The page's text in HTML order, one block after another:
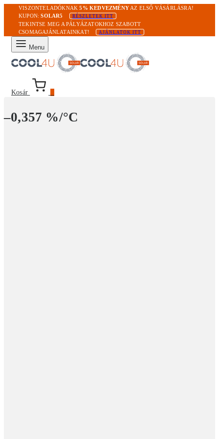
VISZONTELADÓKNAK5% KEDVEZMÉNY AZ ELSŐ VÁSÁRLÁSRA!
KUPON:SOLAR5 RÉSZLETEK ITT
TEKINTSE MEG A PÁLYÁZATOKHOZ SZABOTT
CSOMAGAJÁNLATAINKAT!
AJÁNLATOK ITT
Menu
Kosár
–0,357 %/°C